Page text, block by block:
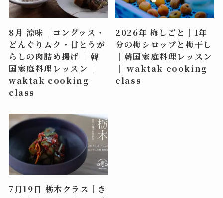
8月 涼味｜コングッス・
どんぐりムク・甘とうが
らしの肉詰め揚げ ｜韓
国家庭料理レッスン ｜
waktak cooking
class
2026年 梅しごと｜1年
分の梅シロップと梅干し
｜韓国家庭料理レッスン
｜ waktak cooking
class
7月19日 栃木クラス｜き